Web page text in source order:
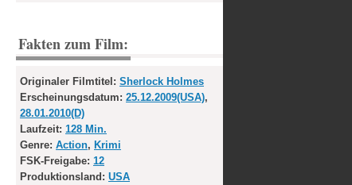
Fakten zum Film:
Originaler Filmtitel: Sherlock Holmes
Erscheinungsdatum: 25.12.2009(USA),
28.01.2010(D)
Laufzeit: 128 Min.
Genre: Action, Krimi
FSK-Freigabe: 12
Produktionsland: USA